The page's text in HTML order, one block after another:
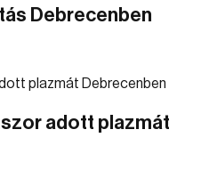
Debrecenben
adott plazmát